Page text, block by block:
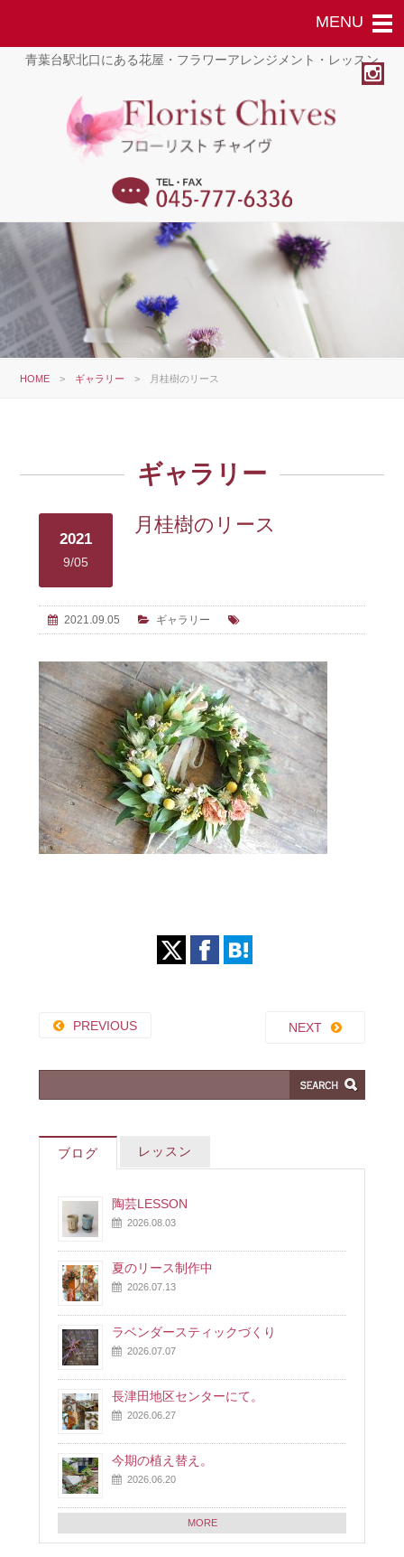
青葉台駅北口にある花屋・フラワーアレンジメント・レッスン
HOME > ギャラリー > 月桂樹のリース
ギャラリー
2021
9/05
月桂樹のリース
2021.09.05 ギャラリー
PREVIOUS NEXT
ブログ レッスン
陶芸LESSON
2026.08.03
夏のリース制作中
2026.07.13
ラベンダースティックづくり
2026.07.07
長津田地区センターにて。
2026.06.27
今期の植え替え。
2026.06.20
MORE